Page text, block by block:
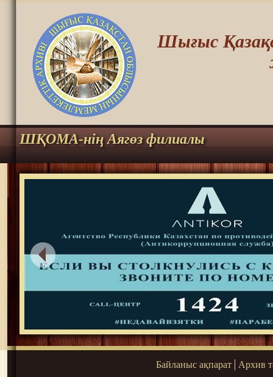
Шығыс
ШҚОМА-нің Аягөз филиалы
Байланыс ақпарат Архив